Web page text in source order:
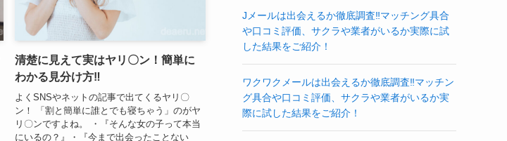
清楚に見えて実はヤリ〇ン！簡単に
わかる見分け方‼
よくSNSやネットの記事で出てくるヤリ〇
ン！ 「割と簡単に誰とでも寝ちゃう」のがヤ
リ〇ンですよね。 ・『そんな女の子って本当
にいるの？』・『今まで出会ったことない
Jメールは出会えるか徹底調査‼マッチング具合
や口コミ評価、サクラや業者がいるか実際に試
した結果をご紹介！
ワクワクメールは出会えるか徹底調査‼マッチン
グ具合や口コミ評価、サクラや業者がいるか実
際に試した結果をご紹介！